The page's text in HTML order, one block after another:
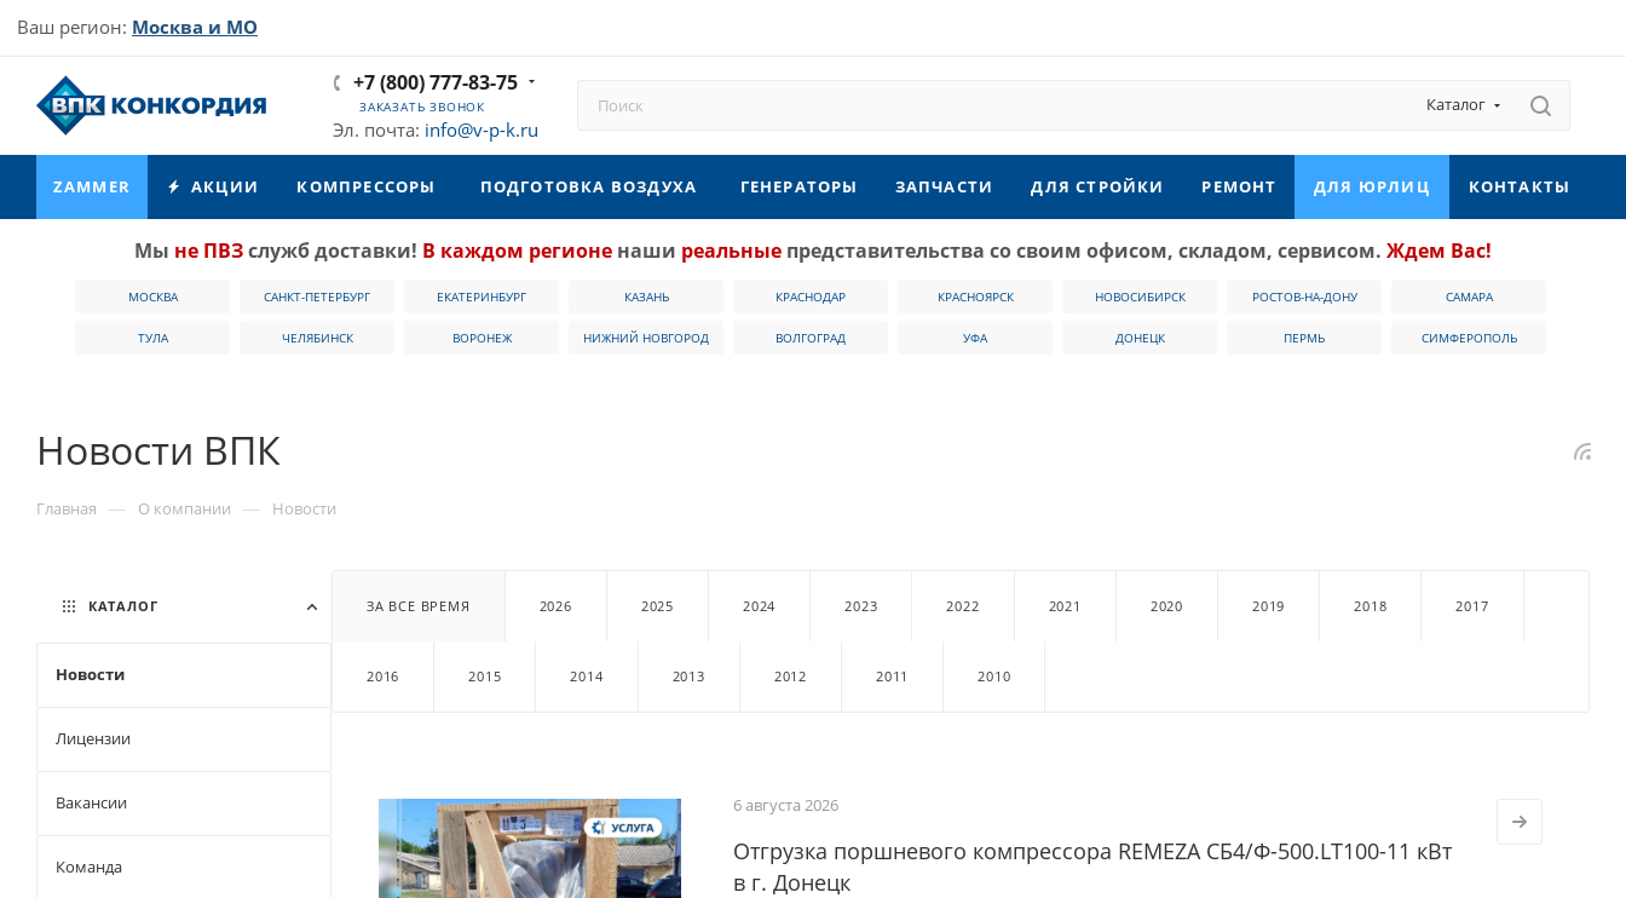
Ваш регион: Москва и МО
+7 (800) 777-83-75
ЗАКАЗАТЬ ЗВОНОК
Эл. почта: info@v-p-k.ru
Каталог
ZAMMER АКЦИИ КОМПРЕССОРЫ ПОДГОТОВКА ВОЗДУХА ГЕНЕРАТОРЫ ЗАПЧАСТИ ДЛЯ СТРОЙКИ РЕМОНТ ДЛЯ ЮРЛИЦ КОНТАКТЫ
Мы не ПВЗслужб доставки! В каждом регионе наши реальные представительства со своим офисом, складом, сервисом. Ждем Вас!
МОСКВА САНКТ-ПЕТЕРБУРГ ЕКАТЕРИНБУРГ КАЗАНЬ КРАСНОДАР КРАСНОЯРСК НОВОСИБИРСК РОСТОВ-НА-ДОНУ САМАРА
ТУЛА ЧЕЛЯБИНСК ВОРОНЕЖ НИЖНИЙ НОВГОРОД ВОЛГОГРАД УФА ДОНЕЦК ПЕРМЬ СИМФЕРОПОЛЬ
Новости ВПК
Главная — О компании — Новости
ЗА ВСЕ ВРЕМЯ 2026 2025 2024 2023 2022 2021 2020 2019 2018 2017
2016 2015 2014 2013 2012 2011 2010
6 августа 2026
Отгрузка поршневого компрессора REMEZA СБ4/Ф-500.LT100-11 кВт
в г. Донецк
КАТАЛОГ
Новости
Лицензии
Вакансии
Команда